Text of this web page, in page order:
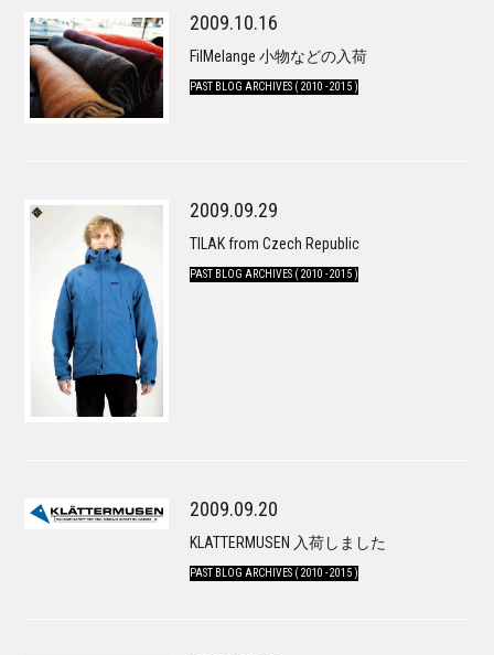
2009.10.16
FilMelange 小物などの入荷
PAST BLOG ARCHIVES ( 2010 - 2015 )
2009.09.29
TILAK from Czech Republic
PAST BLOG ARCHIVES ( 2010 - 2015 )
2009.09.20
KLATTERMUSEN 入荷しました
PAST BLOG ARCHIVES ( 2010 - 2015 )